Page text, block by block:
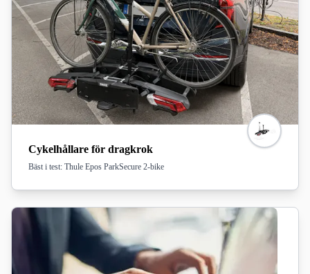
Cykelhållare för dragkrok
Bäst i test: Thule Epos ParkSecure 2-bike